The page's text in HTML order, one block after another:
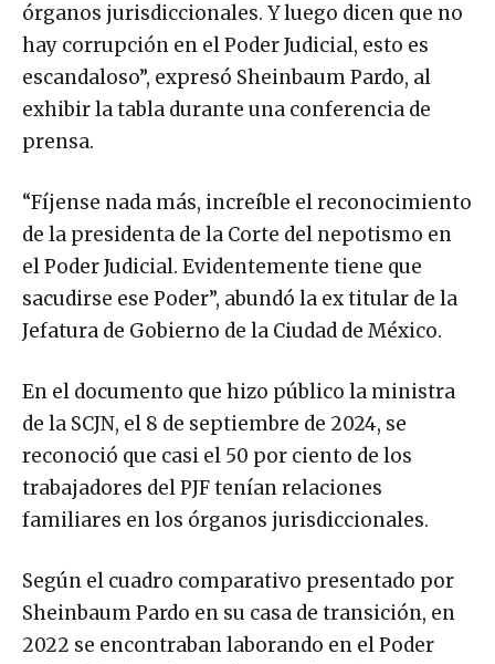
órganos jurisdiccionales. Y luego dicen que no
hay corrupción en el Poder Judicial, esto es
escandaloso”, expresó Sheinbaum Pardo, al
exhibir la tabla durante una conferencia de
prensa.
“Fíjense nada más, increíble el reconocimiento
de la presidenta de la Corte del nepotismo en
el Poder Judicial. Evidentemente tiene que
sacudirse ese Poder”, abundó la ex titular de la
Jefatura de Gobierno de la Ciudad de México.
En el documento que hizo público la ministra
de la SCJN, el 8 de septiembre de 2024, se
reconoció que casi el 50 por ciento de los
trabajadores del PJF tenían relaciones
familiares en los órganos jurisdiccionales.
Según el cuadro comparativo presentado por
Sheinbaum Pardo en su casa de transición, en
2022 se encontraban laborando en el Poder